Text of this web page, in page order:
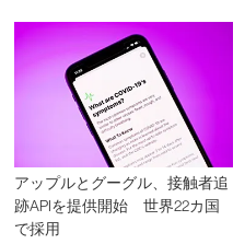
アップルとグーグル、接触者追
跡APIを提供開始 世界22カ国
で採用